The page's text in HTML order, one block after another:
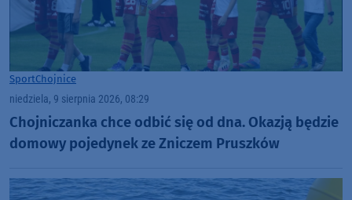
SportChojnice
niedziela, 9 sierpnia 2026, 08:29
Chojniczanka chce odbić się od dna. Okazją będzie
domowy pojedynek ze Zniczem Pruszków